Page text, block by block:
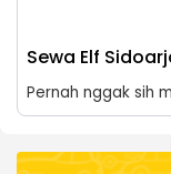
Sewa Elf
Pernah nggak sih